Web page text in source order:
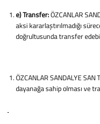
e) Transfer:ÖZCANLAR
aksi kararlaştırılmadığı
doğrultusunda transfer
ÖZCANLAR SANDALYE SAN
dayanağa sahip olması ve